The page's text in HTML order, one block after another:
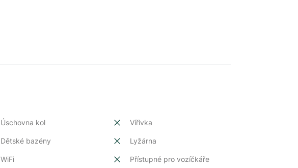
Úschovna kol Vířivka
Dětské bazény Lyžárna
WiFi Přístupné pro vozíčkáře